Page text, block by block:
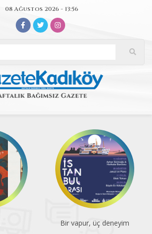
08 Ağustos 2026 - 13:56
Bir vapur, üç deneyim